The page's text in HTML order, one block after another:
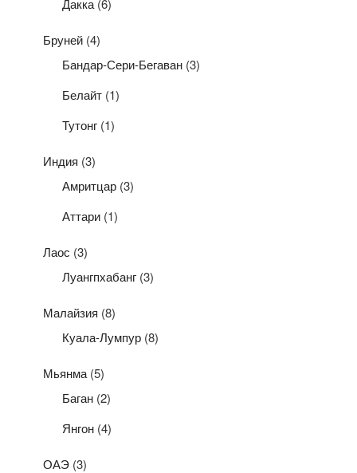
Дакка(6)
Бруней (4)
Бандар-Сери-Бегаван (3)
Белайт (1)
Тутонг (1)
Индия (3)
Амритцар (3)
Аттари (1)
Лаос (3)
Луангпхабанг (3)
Малайзия (8)
Куала-Лумпур (8)
Мьянма (5)
Баган (2)
Янгон (4)
ОАЭ (3)